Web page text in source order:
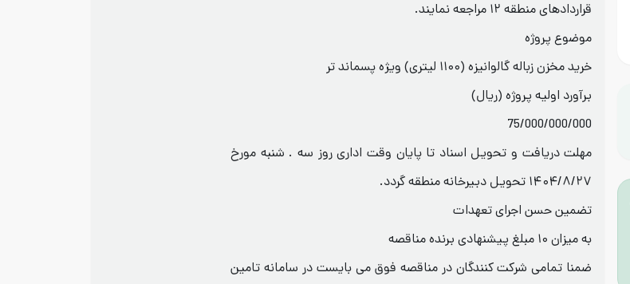
قراردادهای منطقه ۱۲ مراجعه نمایند.
موضوع پروژه
خرید مخزن زباله گالوانیزه (۱۱۰۰ لیتری) ویژه پسماند تر
برآورد اولیه پروژه (ریال)
75/000/000/000
مهلت دریافت و تحویل اسناد تا پایان وقت اداری روز سه . شنبه مورخ
۱۴۰۴/۸/۲۷ تحویل دبیرخانه منطقه گردد.
تضمین حسن اجرای تعهدات
به میزان ۱۰ مبلغ پیشنهادی برنده مناقصه
ضمنا تمامی شرکت کنندگان در مناقصه فوق می بایست در سامانه تامین